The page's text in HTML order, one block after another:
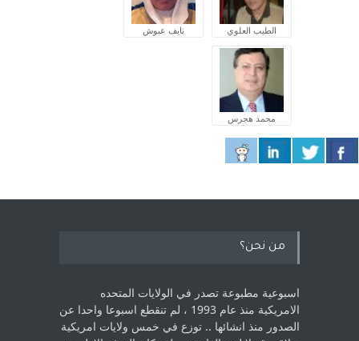
الطيب العلوي نايف عبوش
محمد هجرس
من نحن؟
اسبوعية مطبوعة تصدر في الولايات المتحده
الامريكية منذ عام 1993 ، لم ‏تنقطع اسبوعا واحدا عن
الصدور منذ انشائها .. توزع في خمس ولايات امريكية